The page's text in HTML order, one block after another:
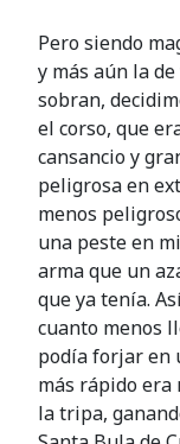
Pero siendo
y más aún la
sobran,
el corso, que
cansancio y
peligrosa en
menos
una peste en
arma que un
que ya tenía.
cuanto menos
podía forjar en
más rápido
la tripa,